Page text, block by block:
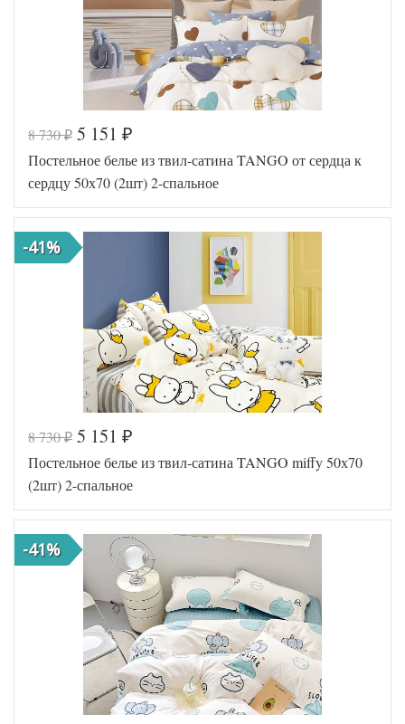
Производитель
Tango
(Китай)
Код товара
560-910
Артикул
TT1120
10
Ткань
Твил
Размер
пододеяльника 180х210
Размер
простыни
(2шт)
Производитель
Tango
(Китай)
Код товара
578-099
Артикул
TT1251
Ткань
Твил
Размер
пододеяльника 180х210
Размер
простыни
220х245
50х70
(2шт)
Производитель
Tango
(Китай)
8 730₽ 5 151 ₽
Постельное белье из твил-сатина TANGO от сердца к
сердцу 50х70 (2шт) 2-спальное
-41%
8 730₽ 5 151 ₽
Постельное белье из твил-сатина TANGO miffy 50х70
(2шт) 2-спальное
-41%